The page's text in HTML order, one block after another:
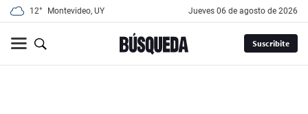
12° Montevideo, UY jueves 06 de agosto de 2026
Suscribite